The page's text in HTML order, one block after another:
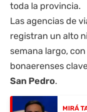
toda la provincia.
Las agencias de
registran un alto
semana largo,
bonaerenses
San Pedro.
MIRÁ